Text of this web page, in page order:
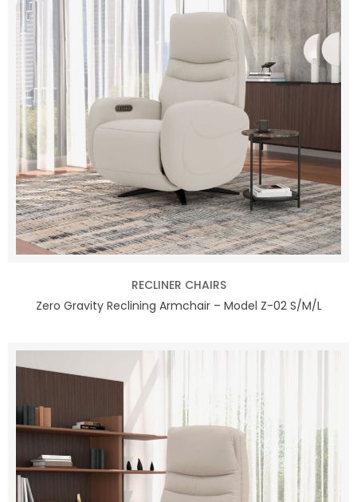
RECLINER CHAIRS
Zero Gravity Reclining Armchair – Model Z-02 S/M/L